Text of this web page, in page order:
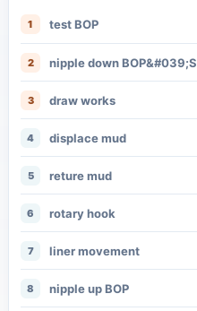
1 test BOP
2 nipple down BOP&#039;S
3 draw works
4 displace mud
5 reture mud
6 rotary hook
7 liner movement
8 nipple up BOP